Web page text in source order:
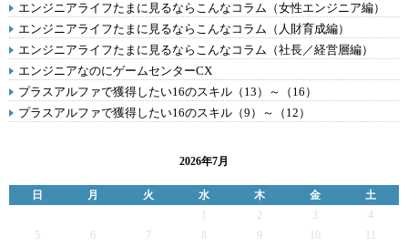
エンジニアライフたまに見るならこんなコラム（女性エンジニア編）
エンジニアライフたまに見るならこんなコラム（人財育成編）
エンジニアライフたまに見るならこんなコラム（社長／経営層編）
エンジニアなのにゲームセンターCX
プラスアルファで獲得したい16のスキル（13）～（16）
プラスアルファで獲得したい16のスキル（9）～（12）
2026年7月
日 月 火 水 木 金
土
2 3
4
5
6 7 9